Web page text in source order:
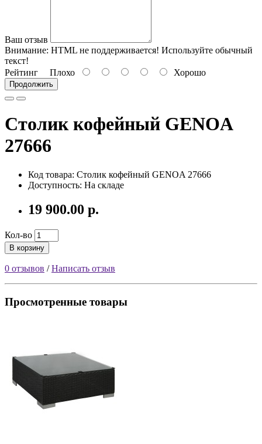
Ваш отзыв
Внимание: HTML не поддерживается! Используйте обычный
текст!
Рейтинг Плохо Хорошо
Продолжить
Столик кофейный GENOA
27666
Код товара: Столик кофейный GENOA 27666
Доступность: На складе
19 900.00 р.
Кол-во
В корзину
0 отзывов /Написать отзыв
Просмотренные товары